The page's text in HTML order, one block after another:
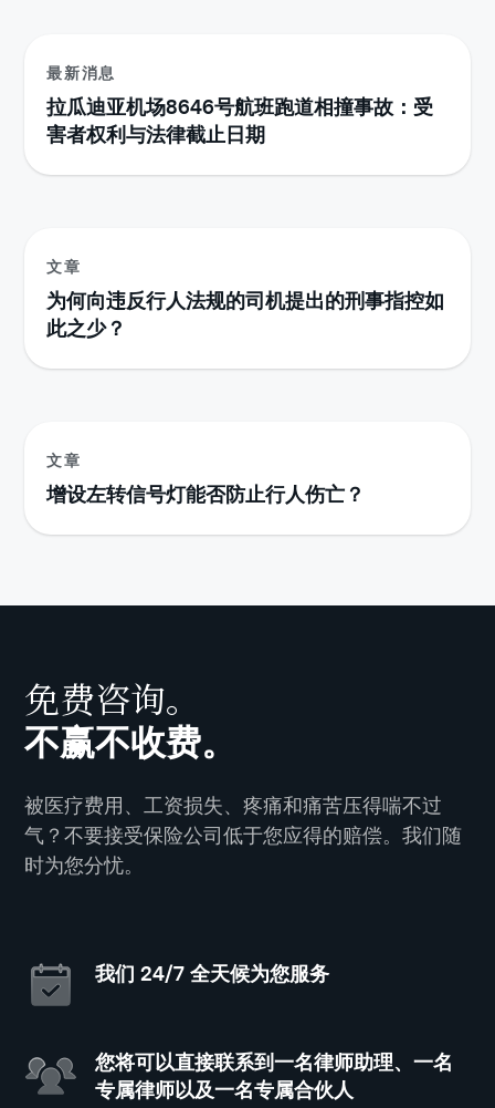
最新消息
拉瓜迪亚机场8646号航班跑道相撞事故：受
害者权利与法律截止日期
文章
为何向违反行人法规的司机提出的刑事指控如
此之少？
文章
增设左转信号灯能否防止行人伤亡？
免费咨询。
不赢不收费。
被医疗费用、工资损失、疼痛和痛苦压得喘不过
气？不要接受保险公司低于您应得的赔偿。我们随
时为您分忧。
我们 24/7 全天候为您服务
您将可以直接联系到一名律师助理、一名
专属律师以及一名专属合伙人